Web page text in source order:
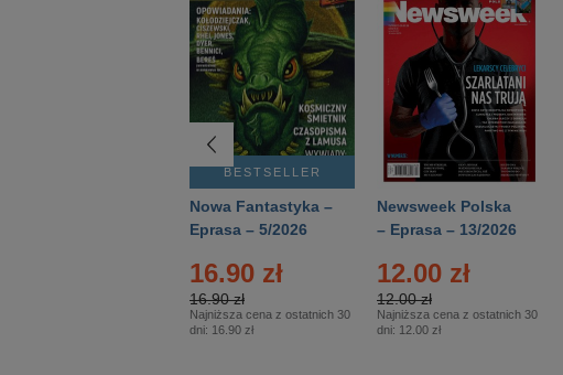
BESTSELLER
Nowa Fantastyka –
Eprasa – 5/2026
16.90 zł
16.90 zł
Najniższa cena z ostatnich 30
dni: 16.90 zł
Newsweek Polska
– Eprasa – 13/2026
12.00 zł
12.00 zł
Najniższa cena z ostatnich 30
dni: 12.00 zł